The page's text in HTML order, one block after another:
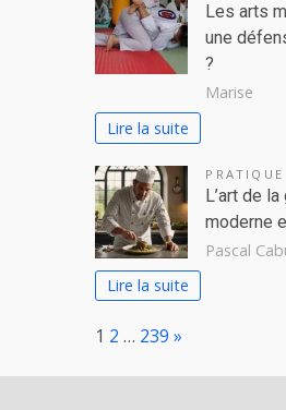
Les arts
une
?
Marise
Lire la suite
PRATIQUE
L’art de
moderne
Pascal
Lire la suite
Page:
1 2 … 239 Next
»